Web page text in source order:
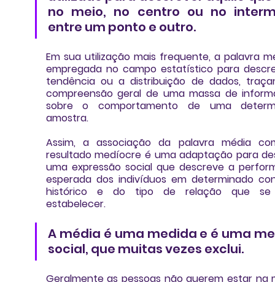
no meio, no centro ou no
entre um ponto e outro.
Em sua utilização mais frequente, a palavra
empregada no campo estatístico para
tendência ou a distribuição de dados,
compreensão geral de uma massa de
sobre o comportamento de uma
amostra.
Assim, a associação da palavra média
resultado medíocre é uma adaptação para
uma expressão social que descreve a
esperada dos indivíduos em determinado
histórico e do tipo de relação que se
estabelecer.
A média é uma medida e é uma
social, que muitas vezes exclui.
Geralmente as pessoas não querem estar na